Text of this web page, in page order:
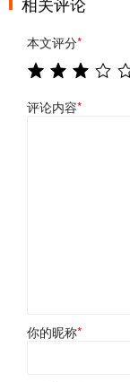
本文评分*
评论内容*
你的昵称*